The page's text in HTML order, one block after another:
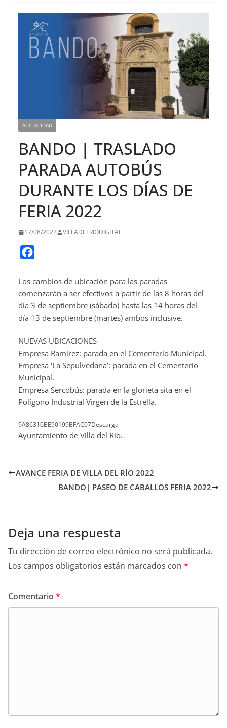
ACTUALIDAD
BANDO | TRASLADO
PARADA AUTOBÚS
DURANTE LOS DÍAS DE
FERIA 2022
17/08/2022 VILLADELRIODIGITAL
c
e
b
o
o
k
Los cambios de ubicación para las paradas
comenzarán a ser efectivos a partir de las 8 horas del
día 3 de septiembre (sábado) hasta las 14 horas del
día 13 de septiembre (martes) ambos inclusive.
NUEVAS UBICACIONES
Empresa Ramírez: parada en el Cementerio Municipal.
Empresa ‘La Sepulvedana’: parada en el Cementerio
Municipal.
Empresa Sercobús: parada en la glorieta sita en el
Polígono Industrial Virgen de la Estrella.
9A86310BE90199BFAC07Descarga
Ayuntamiento de Villa del Río.
AVANCE FERIA DE VILLA DEL RÍO 2022
BANDO| PASEO DE CABALLOS FERIA 2022
Deja una respuesta
Tu dirección de correo electrónico no será publicada.
Los campos obligatorios están marcados con *
Comentario *